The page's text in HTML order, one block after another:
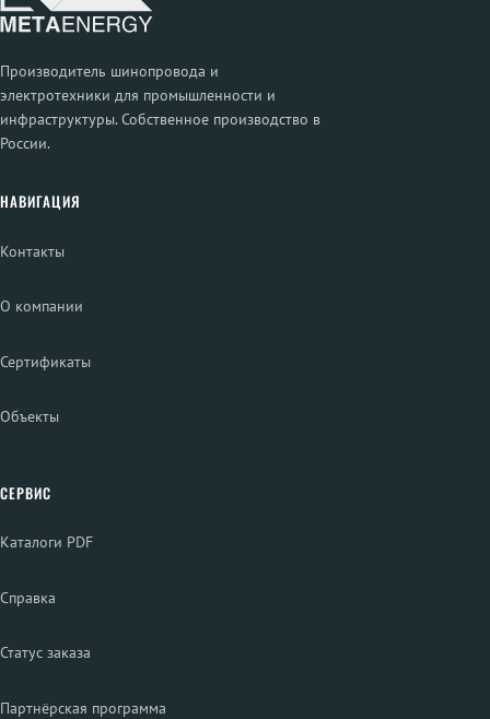
Производитель шинопровода и
электротехники для промышленности и
инфраструктуры. Собственное производство в
России.
НАВИГАЦИЯ
Контакты
О компании
Сертификаты
Объекты
СЕРВИС
Каталоги PDF
Справка
Статус заказа
Партнёрская программа